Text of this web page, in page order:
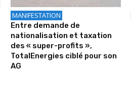
MANIFESTATION
Entre demande de
nationalisation et taxation
des « super-profits »,
TotalEnergies ciblé pour son
AG